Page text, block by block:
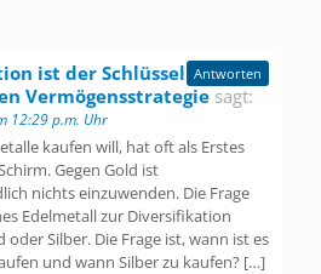
ist der Schlüssel zu einer
Vermögensstrategie sagt:
12:29 p.m. Uhr
kaufen will, hat oft als Erstes
Gegen Gold ist
nichts einzuwenden. Die Frage
Edelmetall zur Diversifikation
oder Silber. Die Frage ist, wann ist es
und wann Silber zu kaufen? […]
Antworten